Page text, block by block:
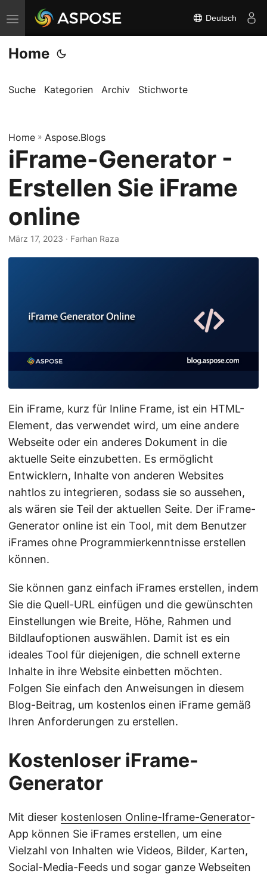
N
a
v
g
i
o
n
u
s
c
h
Deutsch
Home
Suche Kategorien Archiv Stichworte
Home » Aspose.Blogs
iFrame-Generator -
Erstellen Sie iFrame
online
März 17, 2023 · Farhan Raza
Ein iFrame, kurz für Inline Frame, ist ein HTML-
Element, das verwendet wird, um eine andere
Webseite oder ein anderes Dokument in die
aktuelle Seite einzubetten. Es ermöglicht
Entwicklern, Inhalte von anderen Websites
nahtlos zu integrieren, sodass sie so aussehen,
als wären sie Teil der aktuellen Seite. Der iFrame-
Generator online ist ein Tool, mit dem Benutzer
iFrames ohne Programmierkenntnisse erstellen
können.
Sie können ganz einfach iFrames erstellen, indem
Sie die Quell-URL einfügen und die gewünschten
Einstellungen wie Breite, Höhe, Rahmen und
Bildlaufoptionen auswählen. Damit ist es ein
ideales Tool für diejenigen, die schnell externe
Inhalte in ihre Website einbetten möchten.
Folgen Sie einfach den Anweisungen in diesem
Blog-Beitrag, um kostenlos einen iFrame gemäß
Ihren Anforderungen zu erstellen.
Kostenloser iFrame-
Generator
Mit dieser kostenlosen Online-Iframe-Generator-
App können Sie iFrames erstellen, um eine
Vielzahl von Inhalten wie Videos, Bilder, Karten,
Social-Media-Feeds und sogar ganze Webseiten